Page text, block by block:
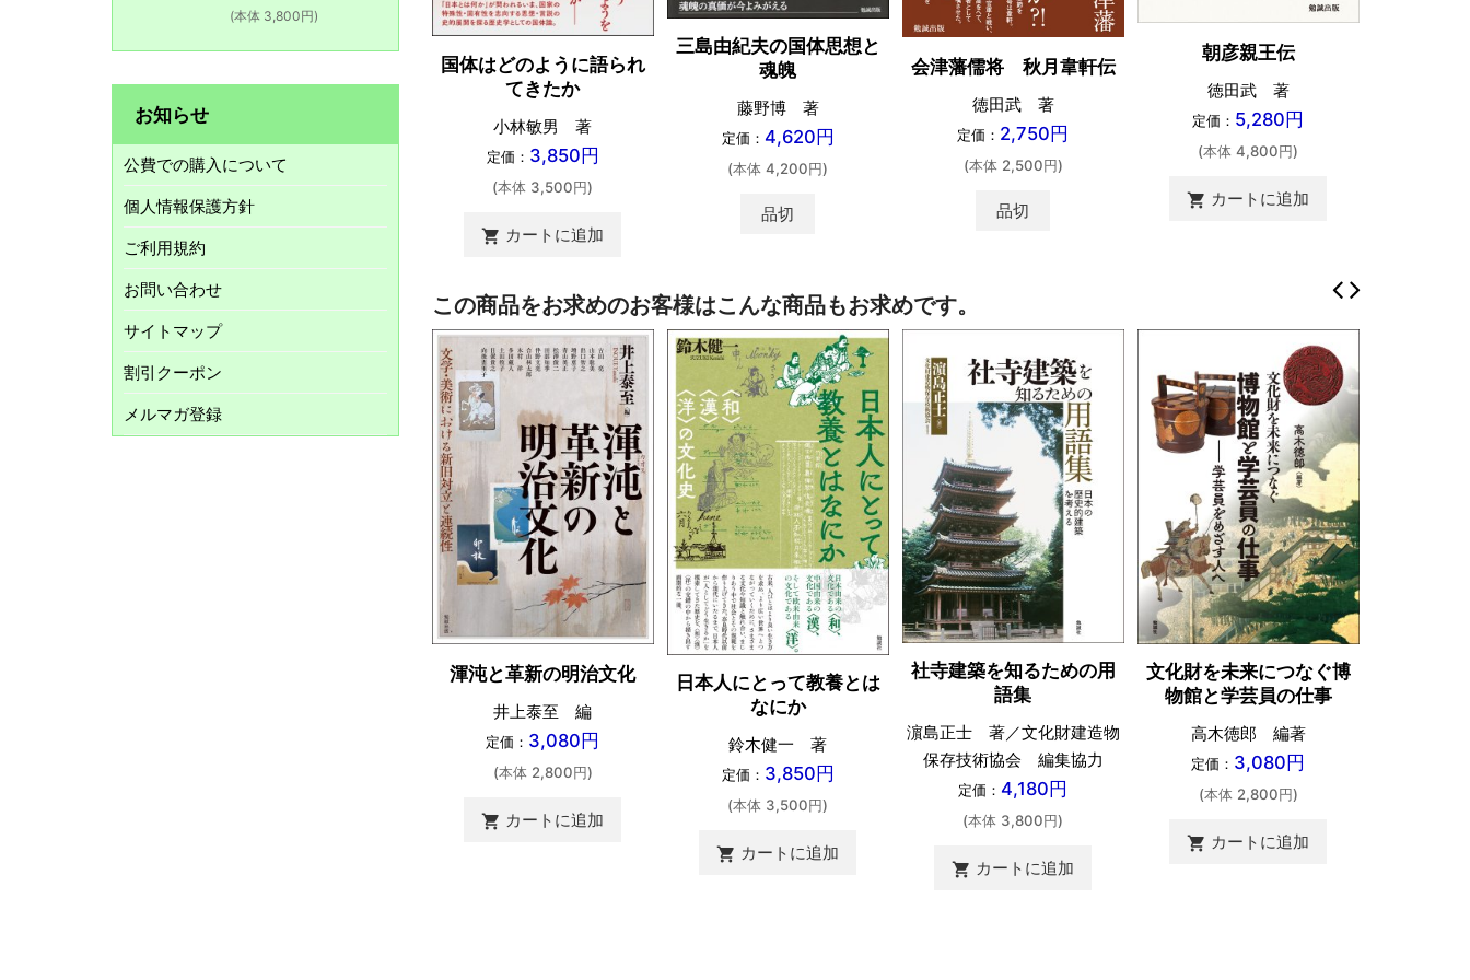
国体はどのように語られ
てきたか
小林敏男 著
定価： 3,850円
(本体 3,500円)
shopping_cart カートに追加
三島由紀夫の国体思想と
魂魄
藤野博 著
定価： 4,620円
(本体 4,200円)
品切
会津藩儒将 秋月韋軒伝
徳田武 著
定価： 2,750円
(本体 2,500円)
品切
朝彦親王伝
徳田武 著
定価： 5,280円
(本体 4,800円)
shopping_cart カートに追加
この商品をお求めのお客様はこんな商品もお求めです。
渾沌と革新の明治文化
井上泰至 編
定価： 3,080円
(本体 2,800円)
shopping_cart カートに追加
日本人にとって教養とは
なにか
鈴木健一 著
定価： 3,850円
(本体 3,500円)
shopping_cart カートに追加
社寺建築を知るための用
語集
濵島正士 著／文化財建造物
保存技術協会 編集協力
定価： 4,180円
(本体 3,800円)
shopping_cart カートに追加
文化財を未来につなぐ博
物館と学芸員の仕事
高木徳郎 編著
定価： 3,080円
(本体 2,800円)
shopping_cart カートに追加
(本体 3,800円)
お知らせ
公費での購入について
個人情報保護方針
ご利用規約
お問い合わせ
サイトマップ
割引クーポン
メルマガ登録